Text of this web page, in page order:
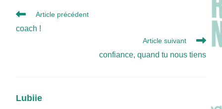
Read
articles
Article précédent
coach !
Article suivant
confiance, quand tu nous tiens
Lubiie